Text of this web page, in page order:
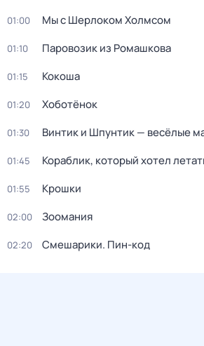
01:00 Мы с Шерлоком Холмсом
01:10 Паровозик из Ромашкова
01:15 Кокоша
01:20 Хоботёнок
01:30 Винтик и Шпунтик — весёлые
01:45 Кораблик, который хотел
01:55 Крошки
02:00 Зоомания
02:20 Смешарики. Пин-код